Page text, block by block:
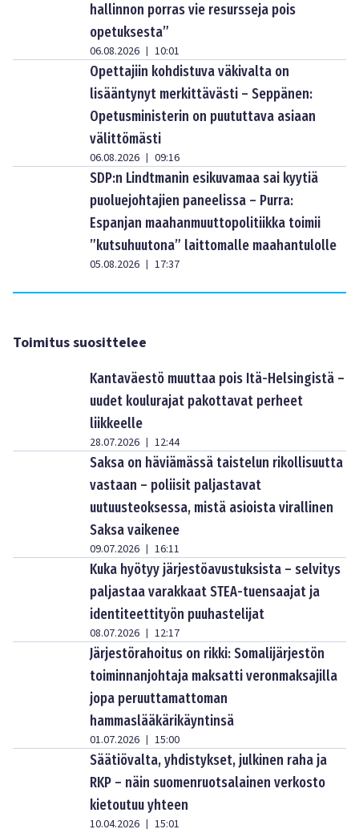
hallinnon porras vie resursseja pois
opetuksesta”
06.08.2026 | 10:01
Opettajiin kohdistuva väkivalta on
lisääntynyt merkittävästi – Seppänen:
Opetusministerin on puututtava asiaan
välittömästi
06.08.2026 | 09:16
SDP:n Lindtmanin esikuvamaa sai kyytiä
puoluejohtajien paneelissa – Purra:
Espanjan maahanmuuttopolitiikka toimii
”kutsuhuutona” laittomalle maahantulolle
05.08.2026 | 17:37
Toimitus suosittelee
Kantaväestö muuttaa pois Itä-Helsingistä –
uudet koulurajat pakottavat perheet
liikkeelle
28.07.2026 | 12:44
Saksa on häviämässä taistelun rikollisuutta
vastaan – poliisit paljastavat
uutuusteoksessa, mistä asioista virallinen
Saksa vaikenee
09.07.2026 | 16:11
Kuka hyötyy järjestöavustuksista – selvitys
paljastaa varakkaat STEA-tuensaajat ja
identiteettityön puuhastelijat
08.07.2026 | 12:17
Järjestörahoitus on rikki: Somalijärjestön
toiminnanjohtaja maksatti veronmaksajilla
jopa peruuttamattoman
hammaslääkärikäyntinsä
01.07.2026 | 15:00
Säätiövalta, yhdistykset, julkinen raha ja
RKP – näin suomenruotsalainen verkosto
kietoutuu yhteen
10.04.2026 | 15:01